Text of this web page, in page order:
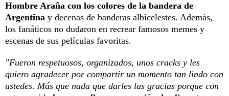
Hombre Araña con los colores de la bandera de
Argentina y decenas de banderas albicelestes. Además,
los fanáticos no dudaron en recrear famosos memes y
escenas de sus películas favoritas.
"Fueron respetuosos, organizados, unos cracks y les
quiero agradecer por compartir un momento tan lindo con
ustedes. Más que nada que darles las gracias porque con